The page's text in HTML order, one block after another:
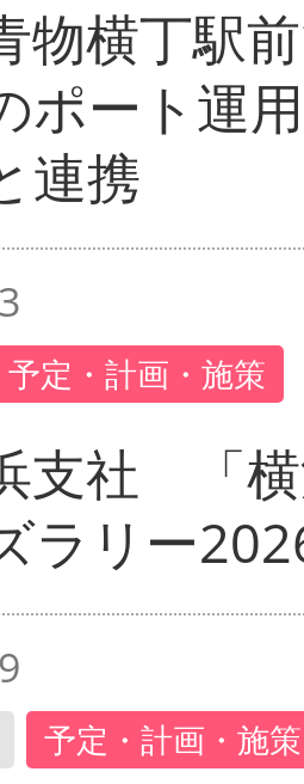
横丁駅
ポート運
連携
予定・計画・施策
支社 「
ラリー
予定・計画・施策